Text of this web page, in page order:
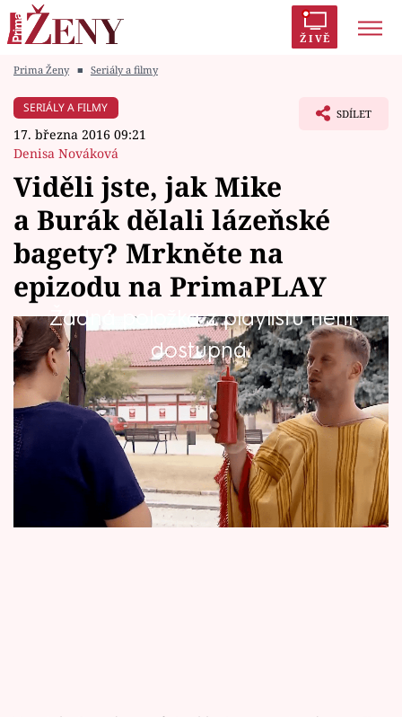
ŽIVĚ
Módní alarm
Témata
Celebrity
Vztahy
Seriály
Horoskopy
Sledujte prima+
Filmový festival Karlovy Vary
Prima Ženy ■ Seriály a filmy
SERIÁLY A FILMY
17. března 2016 09:21
Denisa Nováková
SDÍLET
Viděli jste, jak Mike
a Burák dělali lázeňské
bagety? Mrkněte na
epizodu na PrimaPLAY
Žádná položka z playlistu není
dostupná.
I když se snaží Junior a teď už i Robert Dražan
házet klukům klacky pod nohy, co to jde, Mike
a Burák se nedají.